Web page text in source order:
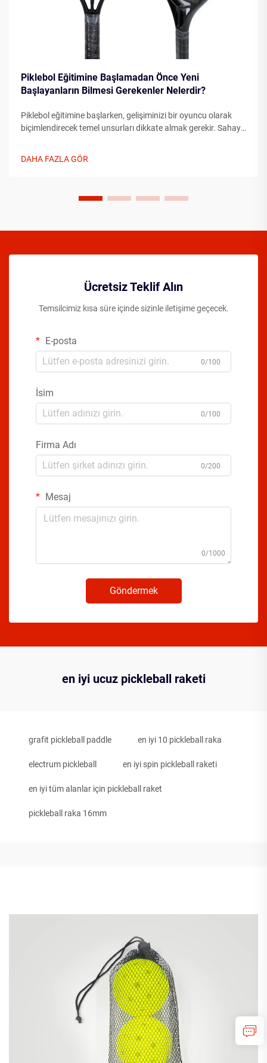
Piklebol Eğitimine Başlamadan Önce Yeni
Başlayanların Bilmesi Gerekenler Nelerdir?
Piklebol eğitimine başlarken, gelişiminizi bir oyuncu olarak
biçimlendirecek temel unsurları dikkate almak gerekir. Sahaya
ölçüde hızlandırabilir...
DAHA FAZLA GÖR
Ücretsiz Teklif Alın
Temsilcimiz kısa süre içinde sizinle iletişime geçecek.
E-posta
0/100
İsim
0/100
Firma Adı
0/200
Mesaj
0/1000
Göndermek
en iyi ucuz pickleball raketi
grafit pickleball paddle en iyi 10 pickleball raka
electrum pickleball en iyi spin pickleball raketi
en iyi tüm alanlar için pickleball raket
pickleball raka 16mm